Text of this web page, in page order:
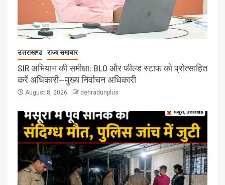
उत्तराखण्ड राज्य समाचार
SIR अभियान की समीक्षा: BLO और फील्ड स्टाफ को प्रोत्साहित
करें अधिकारी—मुख्य निर्वाचन अधिकारी
August 8, 2026 dehradunplus